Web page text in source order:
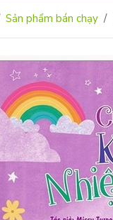
Sản phẩm bán chạy